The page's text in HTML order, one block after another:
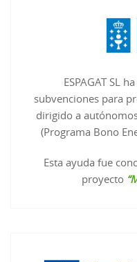
ESPAGAT SL
subvenciones para
dirigido a
(Programa Bono
Esta ayuda fue
proyecto